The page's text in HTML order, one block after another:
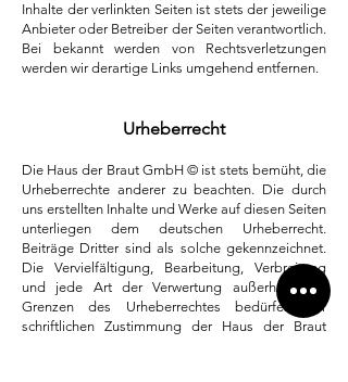
Inhalte der verlinkten Seiten ist stets der jeweilige
Anbieter oder Betreiber der Seiten verantwortlich.
Bei bekannt werden von Rechtsverletzungen
werden wir derartige Links umgehend entfernen.
Urheberrecht
Die Haus der Braut GmbH © ist stets bemüht, die
Urheberrechte anderer zu beachten. Die durch
uns erstellten Inhalte und Werke auf diesen Seiten
unterliegen dem deutschen Urheberrecht.
Beiträge Dritter sind als solche gekennzeichnet.
Die Vervielfältigung, Bearbeitung, Verbreitung
und jede Art der Verwertung außerhalb der
Grenzen des Urheberrechtes bedürfen der
schriftlichen Zustimmung der Haus der Braut